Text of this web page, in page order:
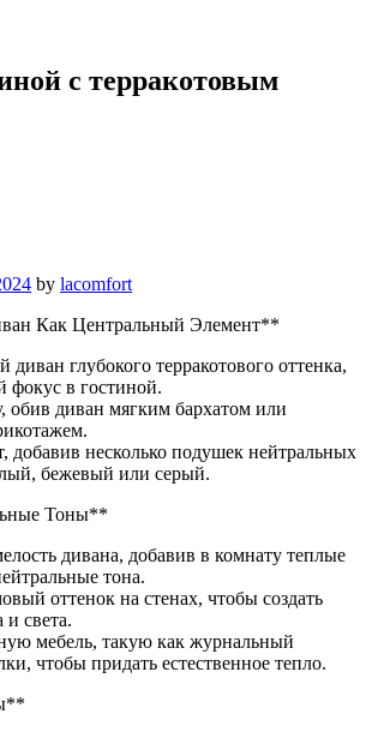
с терракотовым
by lacomfort
Как Центральный Элемент**
глубокого терракотового оттенка,
фокус в гостиной.
обив диван мягким бархатом или
добавив несколько подушек нейтральных
бежевый или серый.
Тоны**
дивана, добавив в комнату теплые
тона.
оттенок на стенах, чтобы создать
света.
мебель, такую как журнальный
чтобы придать естественное тепло.